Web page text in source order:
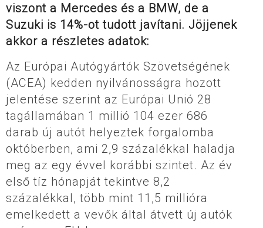
viszont a Mercedes és a BMW, de a
Suzuki is 14%-ot tudott javítani. Jöjjenek
akkor a részletes adatok:
Az Európai Autógyártók Szövetségének
(ACEA) kedden nyilvánosságra hozott
jelentése szerint az Európai Unió 28
tagállamában 1 millió 104 ezer 686
darab új autót helyeztek forgalomba
októberben, ami 2,9 százalékkal haladja
meg az egy évvel korábbi szintet. Az év
első tíz hónapját tekintve 8,2
százalékkal, több mint 11,5 millióra
emelkedett a vevők által átvett új autók